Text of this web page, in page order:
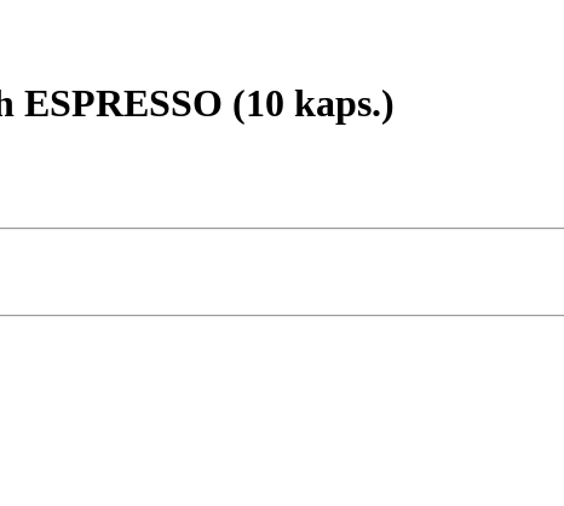
(10 kaps.)